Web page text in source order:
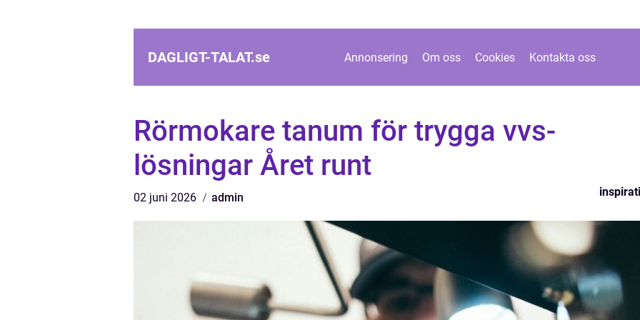
DAGLIGT-TALAT.se Annonsering Om oss Cookies Kontakta oss
Rörmokare tanum för trygga vvs-
lösningar Året runt
02 juni 2026 admin